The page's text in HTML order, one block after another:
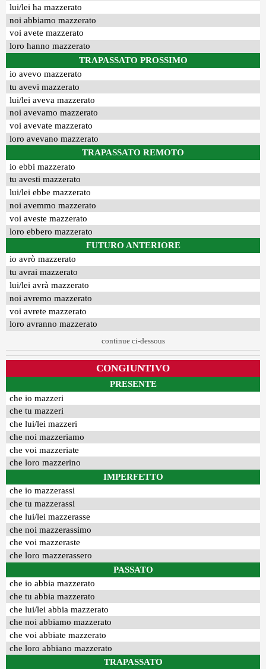
lui/lei ha mazzerato
noi abbiamo mazzerato
voi avete mazzerato
loro hanno mazzerato
TRAPASSATO PROSSIMO
io avevo mazzerato
tu avevi mazzerato
lui/lei aveva mazzerato
noi avevamo mazzerato
voi avevate mazzerato
loro avevano mazzerato
TRAPASSATO REMOTO
io ebbi mazzerato
tu avesti mazzerato
lui/lei ebbe mazzerato
noi avemmo mazzerato
voi aveste mazzerato
loro ebbero mazzerato
FUTURO ANTERIORE
io avrò mazzerato
tu avrai mazzerato
lui/lei avrà mazzerato
noi avremo mazzerato
voi avrete mazzerato
loro avranno mazzerato
continue ci-dessous
CONGIUNTIVO
PRESENTE
che io mazzeri
che tu mazzeri
che lui/lei mazzeri
che noi mazzeriamo
che voi mazzeriate
che loro mazzerino
IMPERFETTO
che io mazzerassi
che tu mazzerassi
che lui/lei mazzerasse
che noi mazzerassimo
che voi mazzeraste
che loro mazzerassero
PASSATO
che io abbia mazzerato
che tu abbia mazzerato
che lui/lei abbia mazzerato
che noi abbiamo mazzerato
che voi abbiate mazzerato
che loro abbiano mazzerato
TRAPASSATO